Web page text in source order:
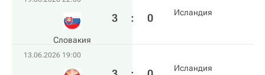
Словакия
3 : 0 Исландия
13.06.2026 19:00
Исландия